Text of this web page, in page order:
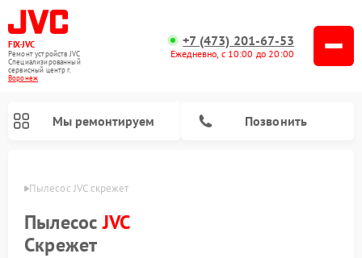
FIX-JVC
Ремонт устройств JVC
Специализированный
cервисный центр г.
Воронеж
+7 (473) 201-67-53
Ежедневно, с 10:00 до 20:00
Мы ремонтируем Позвонить
Пылесос JVC скрежет
ПылесосJVC
Скрежет